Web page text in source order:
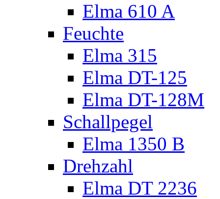
Elma 610 A
Feuchte
Elma 315
Elma DT-125
Elma DT-128M
Schallpegel
Elma 1350 B
Drehzahl
Elma DT 2236